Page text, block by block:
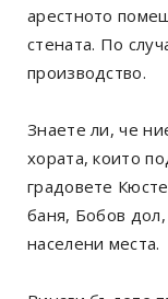
арестното
стената. По
производство.
Знаете ли, че
хората, които
градовете
баня, Бобов
населени места.